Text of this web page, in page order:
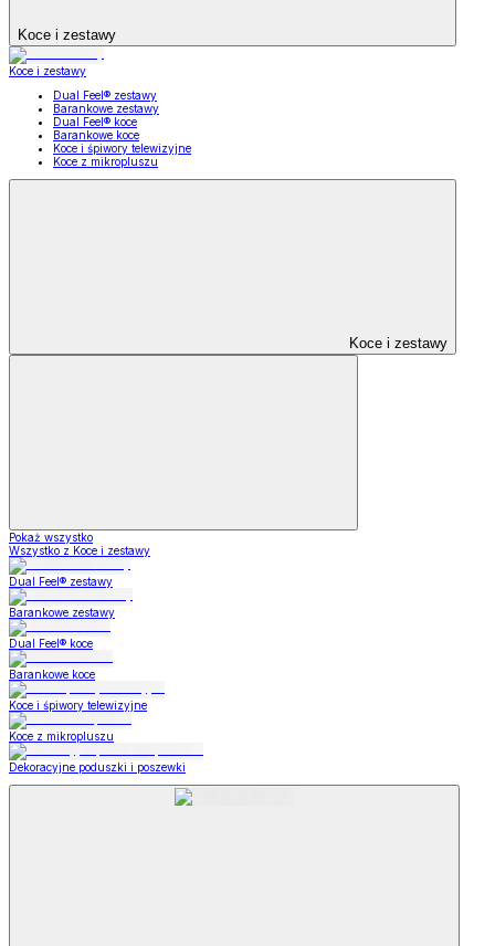
Koce i zestawy
Koce i zestawy
Dual Feel® zestawy
Barankowe zestawy
Dual Feel® koce
Barankowe koce
Koce i śpiwory telewizyjne
Koce z mikropluszu
Koce i zestawy
Pokaż wszystko
Wszystko z Koce i zestawy
Dual Feel® zestawy
Barankowe zestawy
Dual Feel® koce
Barankowe koce
Koce i śpiwory telewizyjne
Koce z mikropluszu
Dekoracyjne poduszki i poszewki